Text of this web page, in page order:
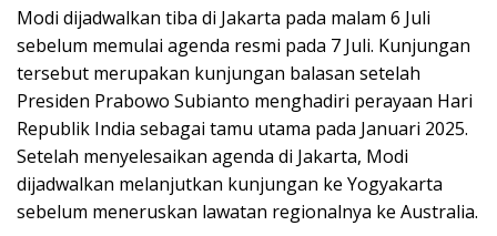
Modi dijadwalkan tiba di Jakarta pada malam 6 Juli
sebelum memulai agenda resmi pada 7 Juli. Kunjungan
tersebut merupakan kunjungan balasan setelah
Presiden Prabowo Subianto menghadiri perayaan Hari
Republik India sebagai tamu utama pada Januari 2025.
Setelah menyelesaikan agenda di Jakarta, Modi
dijadwalkan melanjutkan kunjungan ke Yogyakarta
sebelum meneruskan lawatan regionalnya ke Australia.